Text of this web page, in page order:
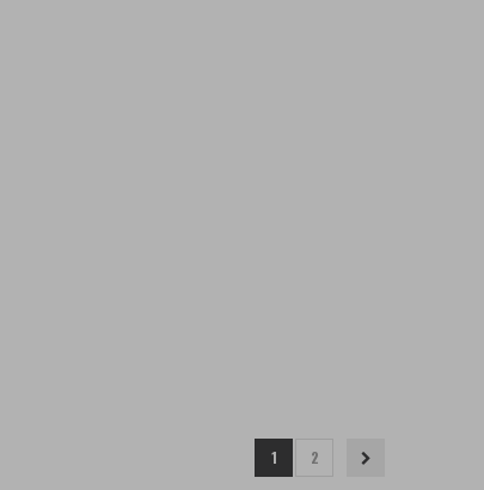
1 2